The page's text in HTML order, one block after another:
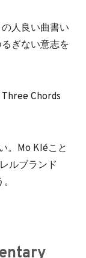
人良い曲書い
ぎない意志を
Chords
。Mo Kléこと
ルブランド